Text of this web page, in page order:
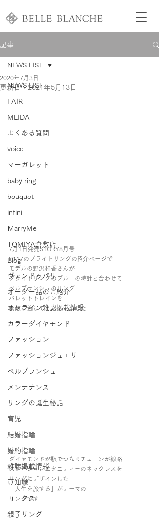
記事
NEWS LIST
FAIR
MEIDA
よくある質問
voice
マーガレット
baby ring
bouquet
infini
ＭarryMe
TOMIYA倉敷店
Blog
ヴァンドゥパリ
オーダー品のご紹介
オンライン雑誌掲載情報
カラーダイヤモンド
ファッション
ファッションジュエリー
ベルブランシュ
メンテナンス
リングの誕生秘話
育児
結婚指輪
婚約指輪
雑誌掲載情報
豆知識
ロータス
親子リング
NEWS LIST
2020年7月3日
更新日： 2021年5月13日
7月1日発売STORY8月号
P117のブライトリングの紹介ページで
モデルの野沢和香さんが
ブライトリングのブルーの時計と合わせて
ベルブランシュのリング
バレットトレインを
素敵に着けてくださいました
ダイヤモンドが駅でつなぐチェーンが線路
ステーションエタニティーのネックレスを
リングにデザインした
「人生を旅する」がテーマの
リングです